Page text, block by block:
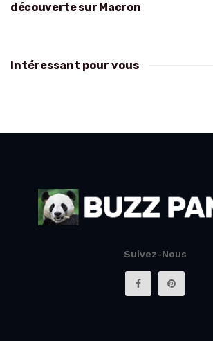
découverte sur Macron
Intéressant pour vous
Suivez-Nous